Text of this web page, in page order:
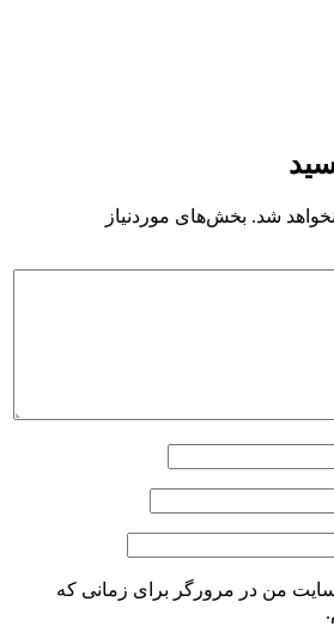
شد. بخش‌های موردنیاز
من در مرورگر برای زمانی که